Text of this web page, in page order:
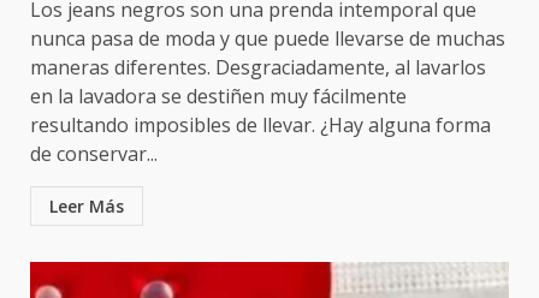
Los jeans negros son una prenda intemporal que
nunca pasa de moda y que puede llevarse de muchas
maneras diferentes. Desgraciadamente, al lavarlos
en la lavadora se destiñen muy fácilmente
resultando imposibles de llevar. ¿Hay alguna forma
de conservar...
Leer Más